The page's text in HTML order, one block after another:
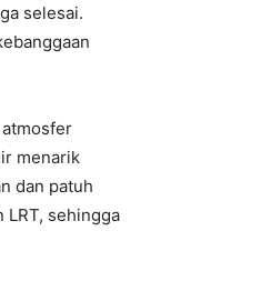
selesai.
menarik
dan patuh
LRT, sehingga